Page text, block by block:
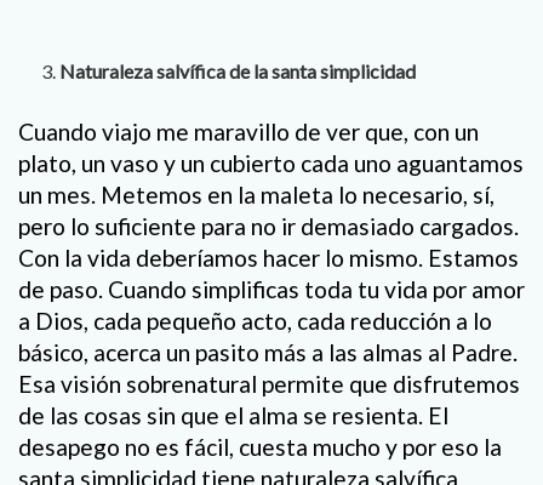
Naturaleza salvífica de la santa simplicidad
Cuando viajo me maravillo de ver que, con un
plato, un vaso y un cubierto cada uno aguantamos
un mes. Metemos en la maleta lo necesario, sí,
pero lo suficiente para no ir demasiado cargados.
Con la vida deberíamos hacer lo mismo. Estamos
de paso. Cuando simplificas toda tu vida por amor
a Dios, cada pequeño acto, cada reducción a lo
básico, acerca un pasito más a las almas al Padre.
Esa visión sobrenatural permite que disfrutemos
de las cosas sin que el alma se resienta. El
desapego no es fácil, cuesta mucho y por eso la
santa simplicidad tiene naturaleza salvífica